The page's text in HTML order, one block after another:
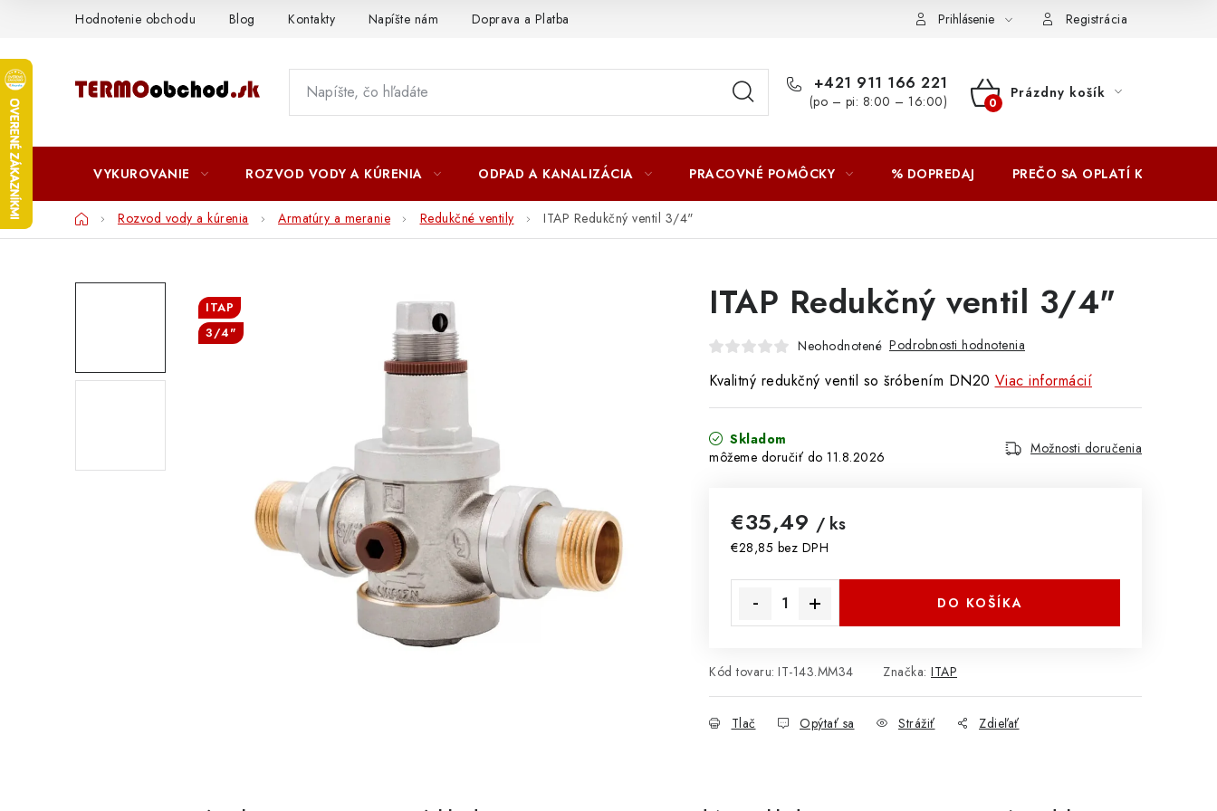
Hodnotenie obchodu Blog Kontakty Napíšte nám Doprava a Platba Prihlásenie Registrácia
+421 911 166 221
(po – pi: 8:00 – 16:00)
NÁKUPNÝ
Prázdny košík
VYKUROVANIE ROZVOD VODY A KÚRENIA ODPAD A KANALIZÁCIA PRACOVNÉ POMÔCKY % DOPREDAJ PREČO SA OPLATÍ KUPOVAŤ
DomovRozvod vody a kúrenia Armatúry a meranie Redukčné ventily ITAP Redukčný ventil 3/4"
ITAP Redukčný ventil 3/4"
Neohodnotené Podrobnosti hodnotenia
Kvalitný redukčný ventil so šróbením DN20 Viac informácií
Skladom
11.8.2026
Možnosti doručenia
€35,49 / ks
€28,85 bez DPH
DO KOŠÍKA
Kód tovaru: IT-143.MM34 Značka: ITAP
Tlač Opýtať sa Strážiť Zdieľať
ITAP
3/4"